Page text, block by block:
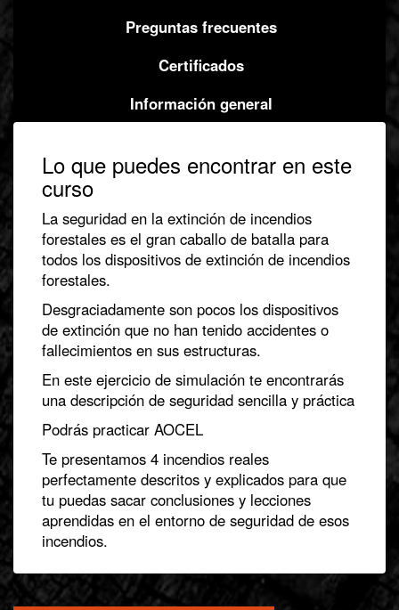
Preguntas frecuentes
Certificados
Información general
Lo que puedes encontrar en este
curso
La seguridad en la extinción de incendios
forestales es el gran caballo de batalla para
todos los dispositivos de extinción de incendios
forestales.
Desgraciadamente son pocos los dispositivos
de extinción que no han tenido accidentes o
fallecimientos en sus estructuras.
En este ejercicio de simulación te encontrarás
una descripción de seguridad sencilla y práctica
Podrás practicar AOCEL
Te presentamos 4 incendios reales
perfectamente descritos y explicados para que
tu puedas sacar conclusiones y lecciones
aprendidas en el entorno de seguridad de esos
incendios.